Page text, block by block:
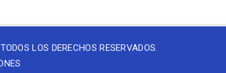
LOS DERECHOS RESERVADOS.